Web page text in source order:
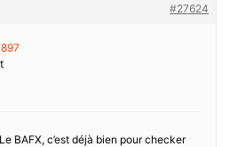
#27624
BAFX, c’est déjà bien pour checker